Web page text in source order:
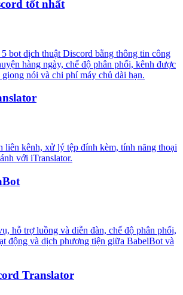
tốt nhất
bot dịch thuật Discord bằng thông tin công
hàng ngày, chế độ phân phối, kênh được
nói và chi phí máy chủ dài hạn.
liên kênh, xử lý tệp đính kèm, tính năng thoại
với iTranslator.
hỗ trợ luồng và diễn đàn, chế độ phân phối,
động và dịch phương tiện giữa BabelBot và
Translator